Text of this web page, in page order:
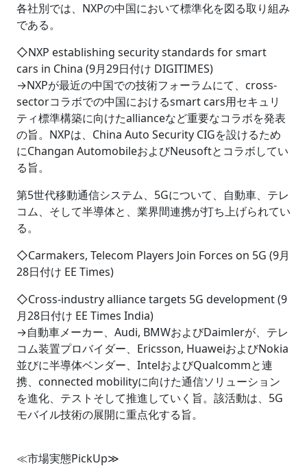
各社別では、NXPの中国において標準化を図る取り組み
である。
◇NXP establishing security standards for smart
cars in China (9月29日付け DIGITIMES)
→NXPが最近の中国での技術フォーラムにて、cross-
sectorコラボでの中国におけるsmart cars用セキュリ
ティ標準構築に向けたallianceなど重要なコラボを発表
の旨。NXPは、China Auto Security CIGを設けるため
にChangan AutomobileおよびNeusoftとコラボしてい
る旨。
第5世代移動通信システム、5Gについて、自動車、テレ
コム、そして半導体と、業界間連携が打ち上げられてい
る。
◇Carmakers, Telecom Players Join Forces on 5G (9月
28日付け EE Times)
◇Cross-industry alliance targets 5G development (9
月28日付け EE Times India)
→自動車メーカー、Audi, BMWおよびDaimlerが、テレ
コム装置プロバイダー、Ericsson, HuaweiおよびNokia
並びに半導体ベンダー、IntelおよびQualcommと連
携、connected mobilityに向けた通信ソリューション
を進化、テストそして推進していく旨。該活動は、5G
モバイル技術の展開に重点化する旨。
≪市場実態PickUp≫